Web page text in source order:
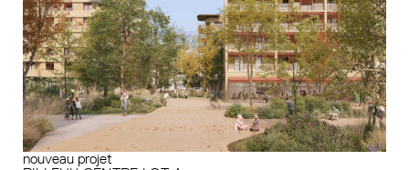
nouveau projet